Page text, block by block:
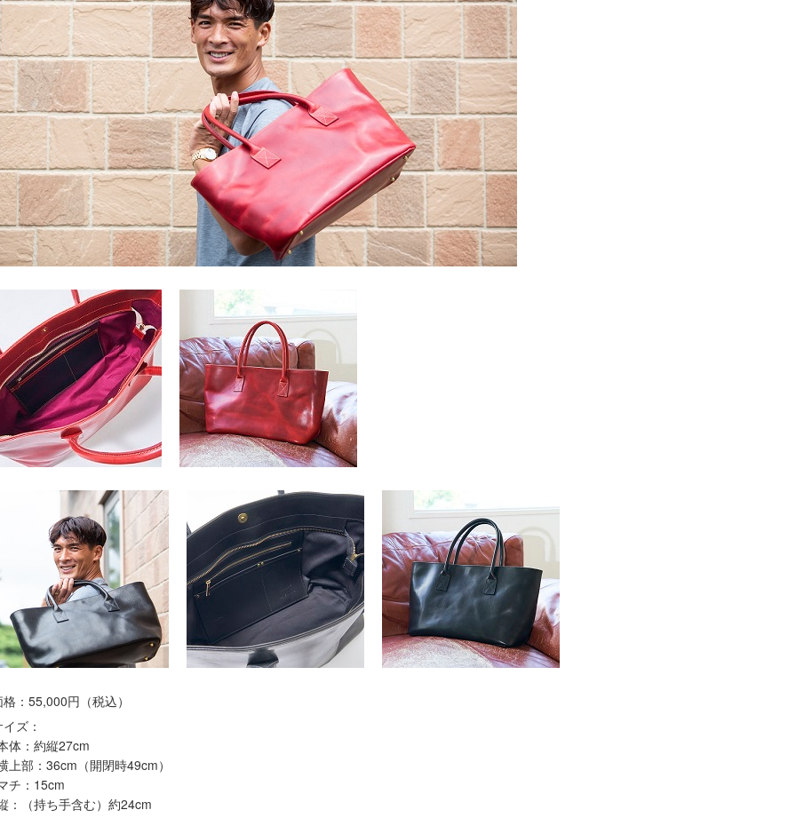
：55,000円（税込）
ズ：
体：約縦27cm
上部：36cm（開閉時49cm）
チ：15cm
：（持ち手含む）約24cm